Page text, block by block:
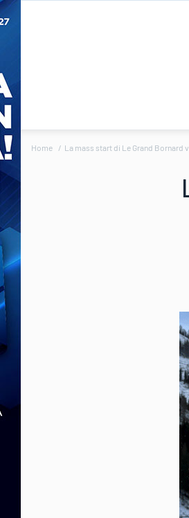
Home La mass start di Le Grand Bornard